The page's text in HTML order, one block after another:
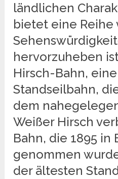
ländlichen
bietet eine Reihe
hervorzuheben
Hirsch-Bahn,
Standseilbahn,
dem
Weißer Hirsch
Bahn, die 1895 in
genommen
der ältesten